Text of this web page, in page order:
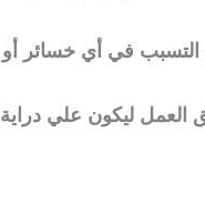
التسبب في أي خسائر أو
العمل ليكون علي